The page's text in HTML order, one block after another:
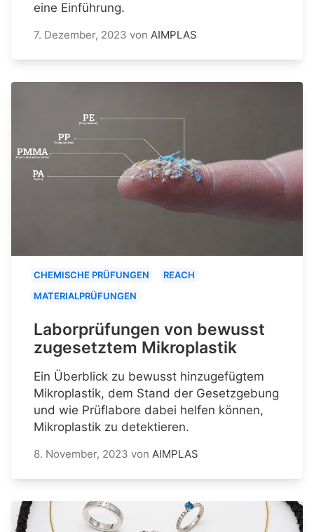
eine Einführung.
7. Dezember, 2023 von AIMPLAS
CHEMISCHE PRÜFUNGEN
REACH
MATERIALPRÜFUNGEN
Laborprüfungen von bewusst
zugesetztem Mikroplastik
Ein Überblick zu bewusst hinzugefügtem
Mikroplastik, dem Stand der Gesetzgebung
und wie Prüflabore dabei helfen können,
Mikroplastik zu detektieren.
8. November, 2023 von AIMPLAS